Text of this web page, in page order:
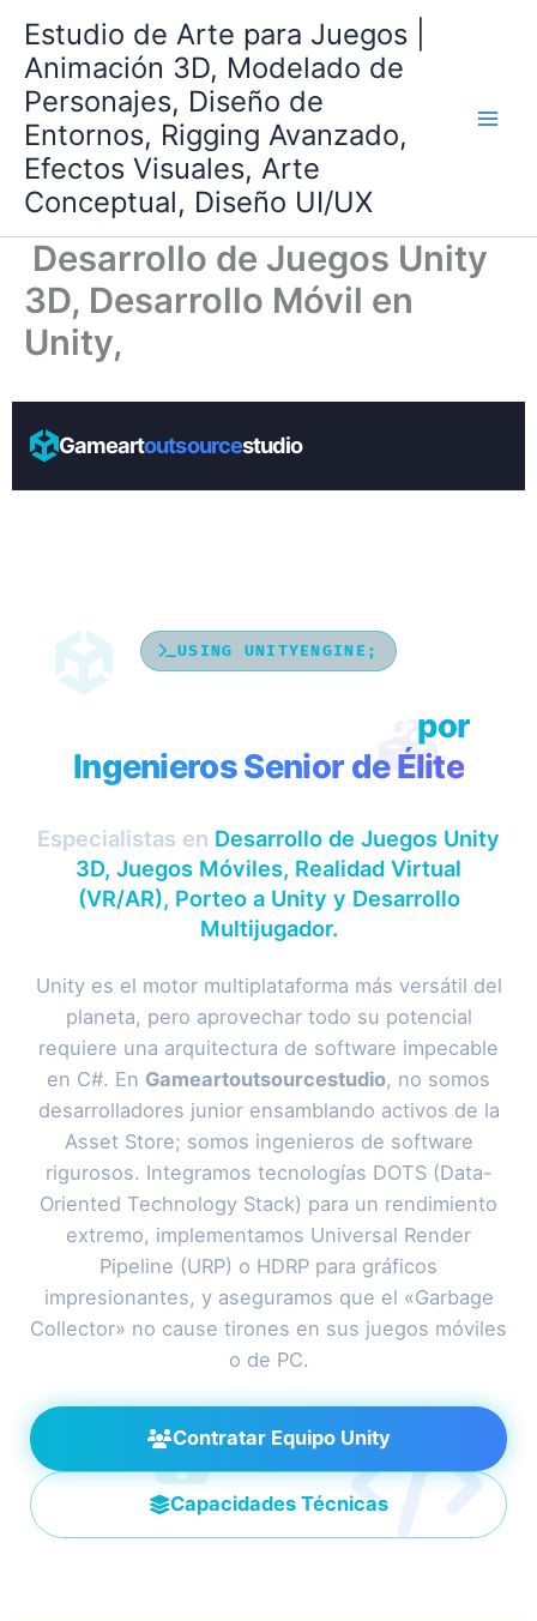
contenido
Estudio de Arte para Juegos |
Animación 3D, Modelado de
Personajes, Diseño de
Entornos, Rigging Avanzado,
Efectos Visuales, Arte
Conceptual, Diseño UI/UX
Desarrollo de Juegos Unity
3D, Desarrollo Móvil en
Unity,
Gameartoutsourcestudio
USING UNITYENGINE;
por
Ingenieros Senior de Élite
Especialistas en Desarrollo de Juegos Unity
3D, Juegos Móviles, Realidad Virtual
(VR/AR), Porteo a Unity y Desarrollo
Multijugador.
Unity es el motor multiplataforma más versátil del
planeta, pero aprovechar todo su potencial
requiere una arquitectura de software impecable
en C#. En Gameartoutsourcestudio, no somos
desarrolladores junior ensamblando activos de la
Asset Store; somos ingenieros de software
rigurosos. Integramos tecnologías DOTS (Data-
Oriented Technology Stack) para un rendimiento
extremo, implementamos Universal Render
Pipeline (URP) o HDRP para gráficos
impresionantes, y aseguramos que el «Garbage
Collector» no cause tirones en sus juegos móviles
o de PC.
Contratar Equipo Unity
Capacidades Técnicas